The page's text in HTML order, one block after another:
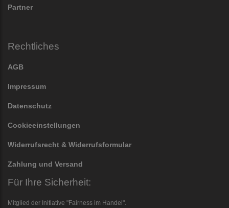
Partner
Rechtliches
AGB
Impressum
Datenschutz
Cookieeinstellungen
Widerrufsrecht & Widerrufsformular
Zahlung und Versand
Für Ihre Sicherheit:
Mitglied der Initiative "Fairness im Handel".